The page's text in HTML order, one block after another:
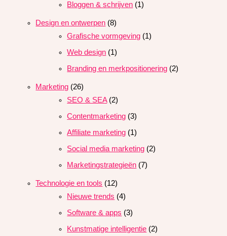
Bloggen & schrijven (1)
Design en ontwerpen (8)
Grafische vormgeving (1)
Web design (1)
Branding en merkpositionering (2)
Marketing (26)
SEO & SEA(2)
Contentmarketing (3)
Affiliate marketing (1)
Social media marketing (2)
Marketingstrategieën (7)
Technologie en tools (12)
Nieuwe trends (4)
Software & apps (3)
Kunstmatige intelligentie (2)